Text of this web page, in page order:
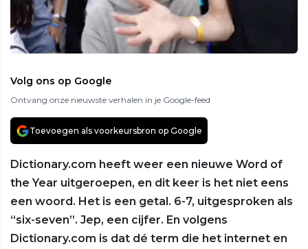
Volg ons op Google
Ontvang onze nieuwste verhalen in je Google-feed
Toevoegen als voorkeursbron op Google
Dictionary.com heeft weer een nieuwe Word of
the Year uitgeroepen, en dit keer is het niet eens
een woord. Het is een getal. 6-7, uitgesproken als
“six-seven”. Jep, een cijfer. En volgens
Dictionary.com is dat dé term die het internet en